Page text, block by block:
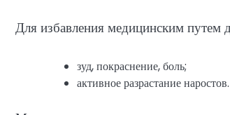
Для избавления медицинским
зуд, покраснение, боль;
активное разрастание наростов.